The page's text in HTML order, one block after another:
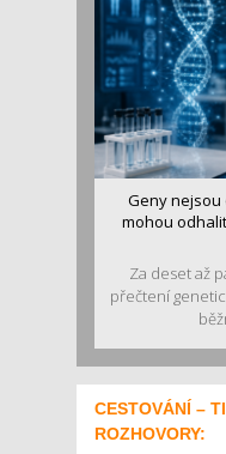
Geny nejsou
mohou
Za deset až
přečtení
CESTOVÁNÍ –
ROZHOVORY: